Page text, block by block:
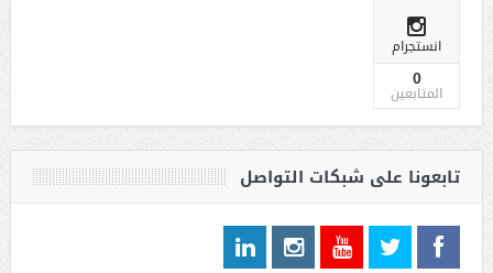
انستجرام
0
المتابعين
تابعونا على شبكات التواصل